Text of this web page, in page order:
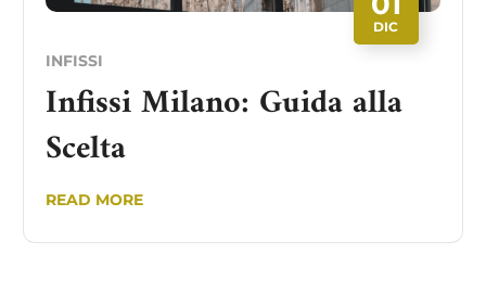
DIC
INFISSI
Infissi Milano: Guida alla
Scelta
READ MORE